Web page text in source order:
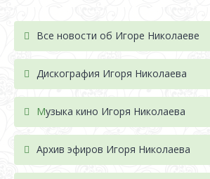
Все новости об Игоре Николаеве
Дискография Игоря Николаева
Музыка кино Игоря Николаева
Архив эфиров Игоря Николаева